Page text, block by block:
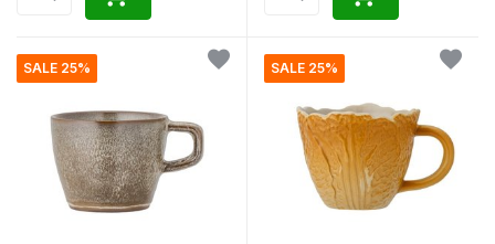
SALE 25% SALE 25%